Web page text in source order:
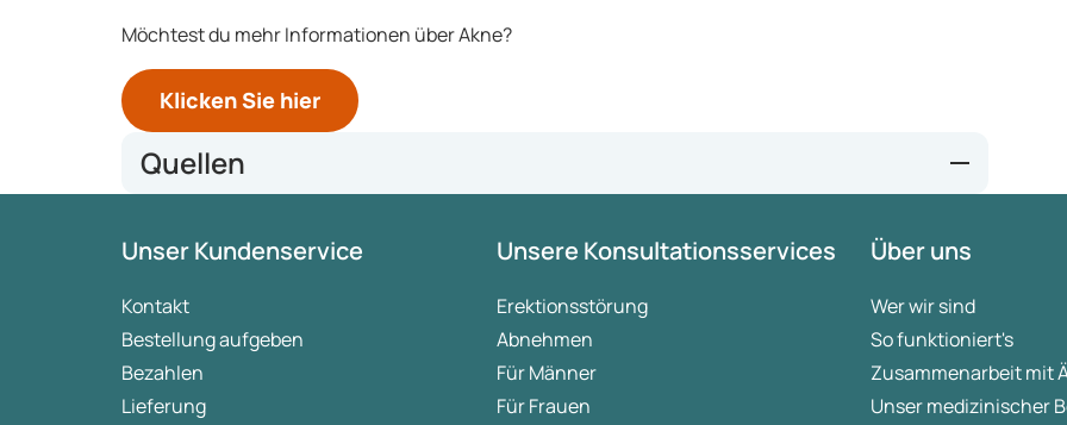
Möchtest du mehr Informationen über Akne?
Klicken Sie hier
Quellen
Mayo Clinic - Acne Scars: What's the Best Treatment?
Unser Kundenservice
Kontakt
Bestellung aufgeben
Bezahlen
Lieferung
Unsere Konsultationsservices
Erektionsstörung
Abnehmen
Für Männer
Für Frauen
Über uns
Wer wir sind
So funktioniert's
Zusammenarbeit mit
Unser medizinischer